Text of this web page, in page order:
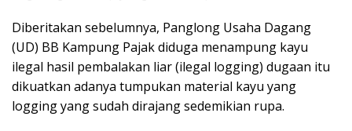
Diberitakan sebelumnya, Panglong Usaha Dagang
(UD) BB Kampung Pajak diduga menampung kayu
ilegal hasil pembalakan liar (ilegal logging) dugaan itu
dikuatkan adanya tumpukan material kayu yang
logging yang sudah dirajang sedemikian rupa.